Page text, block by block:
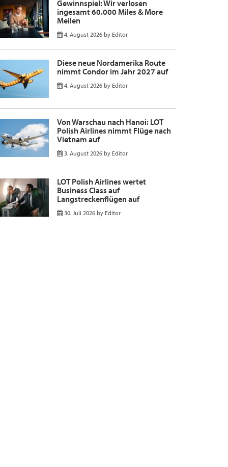
Gewinnspiel: Wir verlosen
ingesamt 60.000 Miles & More
Meilen
4. August 2026 by Editor
Diese neue Nordamerika Route
nimmt Condor im Jahr 2027 auf
4. August 2026 by Editor
Von Warschau nach Hanoi: LOT
Polish Airlines nimmt Flüge nach
Vietnam auf
3. August 2026 by Editor
LOT Polish Airlines wertet
Business Class auf
Langstreckenflügen auf
30. Juli 2026 by Editor